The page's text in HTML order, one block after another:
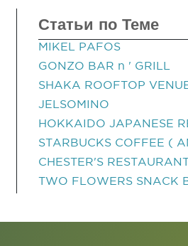
Статьи по Теме
MIKEL PAFOS
GONZO BAR n ' GRILL
SHAKA ROOFTOP
JELSOMINO
HOKKAIDO JAPANESE
STARBUCKS COFFEE (
CHESTER'S
TWO FLOWERS SNACK